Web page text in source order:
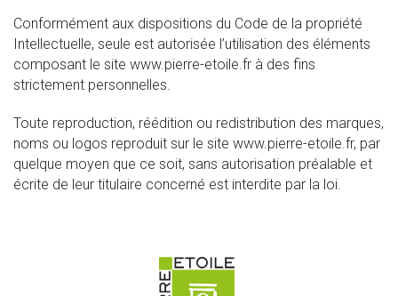
Conformément aux dispositions du Code de la propriété
Intellectuelle, seule est autorisée l’utilisation des éléments
composant le site www.pierre-etoile.fr à des fins
strictement personnelles.
Toute reproduction, réédition ou redistribution des marques,
noms ou logos reproduit sur le site www.pierre-etoile.fr, par
quelque moyen que ce soit, sans autorisation préalable et
écrite de leur titulaire concerné est interdite par la loi.